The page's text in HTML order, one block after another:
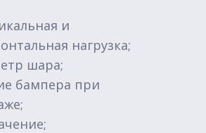
и
нагрузка;
шара;
бампера при